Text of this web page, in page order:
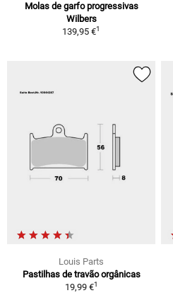
Molas de garfo progressivas
Wilbers
139,95 €1
Louis Parts
Pastilhas de travão orgânicas
19,99 €1